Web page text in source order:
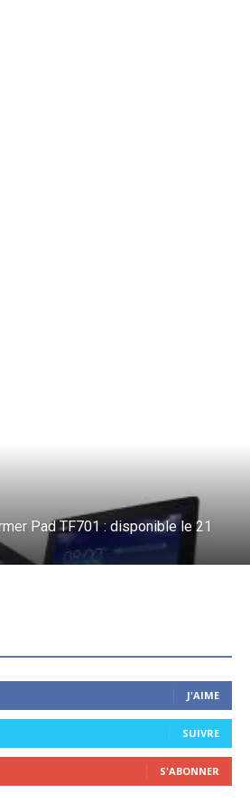
Pad TF701 : disponible le 21
J'AIME
SUIVRE
S'ABONNER